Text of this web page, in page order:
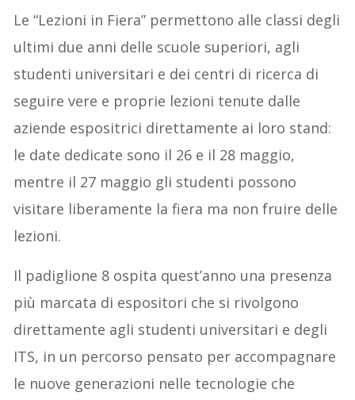
Le “Lezioni in Fiera” permettono alle classi degli
ultimi due anni delle scuole superiori, agli
studenti universitari e dei centri di ricerca di
seguire vere e proprie lezioni tenute dalle
aziende espositrici direttamente ai loro stand:
le date dedicate sono il 26 e il 28 maggio,
mentre il 27 maggio gli studenti possono
visitare liberamente la fiera ma non fruire delle
lezioni.
Il padiglione 8 ospita quest’anno una presenza
più marcata di espositori che si rivolgono
direttamente agli studenti universitari e degli
ITS, in un percorso pensato per accompagnare
le nuove generazioni nelle tecnologie che